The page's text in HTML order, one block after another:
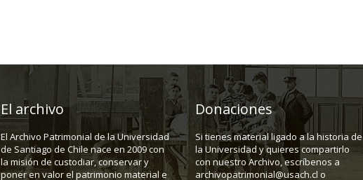
El archivo
El Archivo Patrimonial de la Universidad
de Santiago de Chile nace en 2009 con
la misión de custodiar, conservar y
poner en valor el patrimonio material e
Donaciones
Si tienes material ligado a la historia de
la Universidad y quieres compartirlo
con nuestro Archivo, escríbenos a
archivopatrimonial@usach.cl o